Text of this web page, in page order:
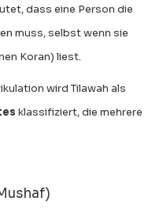
dass eine Person die
muss, selbst wenn sie
Koran) liest.
wird Tilawah als
klassifiziert, die mehrere